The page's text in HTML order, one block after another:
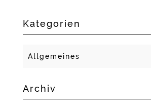
Kategorien
Allgemeines
Archiv